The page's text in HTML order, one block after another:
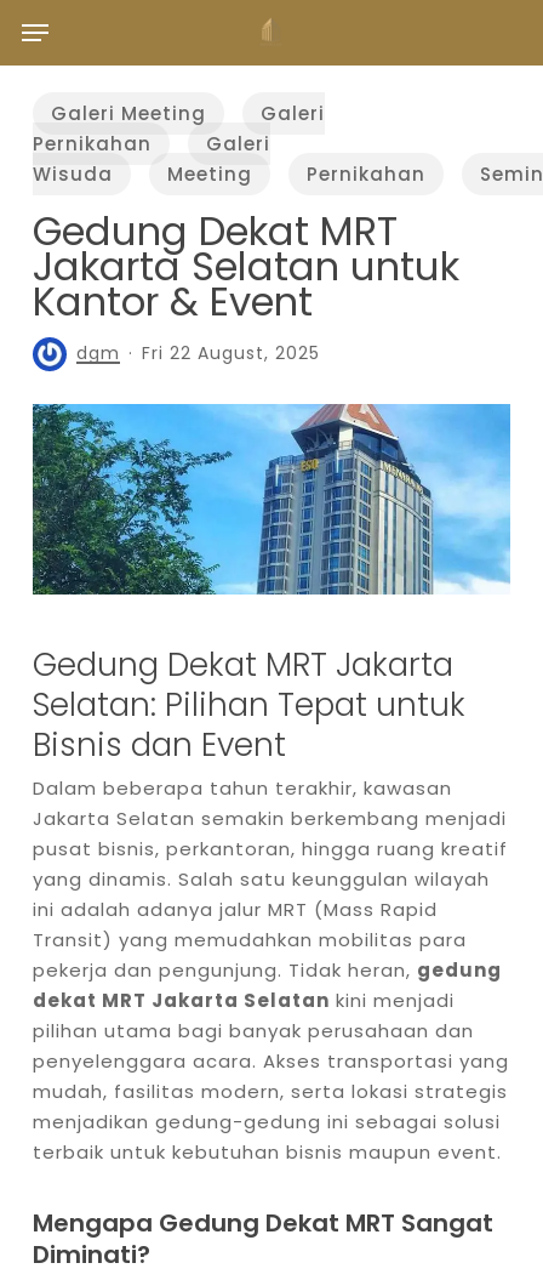
content
Menu
Galeri Meeting
Galeri
Pernikahan
Galeri
Wisuda
Meeting Pernikahan
Gedung Dekat MRT
Jakarta Selatan untuk
Kantor & Event
dgm Fri 22 August, 2025
Gedung Dekat MRT Jakarta
Selatan: Pilihan Tepat untuk
Bisnis dan Event
Dalam beberapa tahun terakhir, kawasan
Jakarta Selatan semakin berkembang menjadi
pusat bisnis, perkantoran, hingga ruang kreatif
yang dinamis. Salah satu keunggulan wilayah
ini adalah adanya jalur MRT (Mass Rapid
Transit) yang memudahkan mobilitas para
pekerja dan pengunjung. Tidak heran, gedung
dekat MRT Jakarta Selatan kini menjadi
pilihan utama bagi banyak perusahaan dan
penyelenggara acara. Akses transportasi yang
mudah, fasilitas modern, serta lokasi strategis
menjadikan gedung-gedung ini sebagai solusi
terbaik untuk kebutuhan bisnis maupun event.
Mengapa Gedung Dekat MRT Sangat
Diminati?